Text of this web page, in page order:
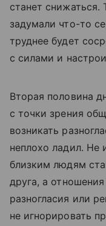
станет снижаться.
задумали что-то
труднее будет
с силами и
Вторая половина
с точки зрения
возникать
неплохо ладил. Не
близким людям
друга, а
разногласия или
не игнорировать